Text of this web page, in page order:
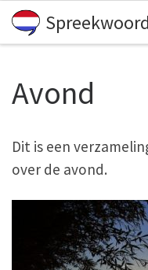
Skip to content
Avond
Dit is een
over de avond.